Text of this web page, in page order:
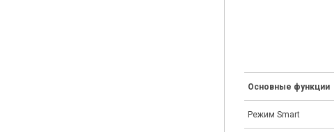
Основные функции
Режим Smart